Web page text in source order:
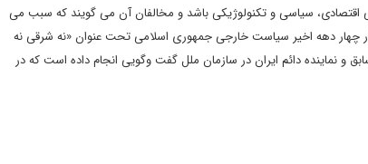
اقتصادی، سیاسی و تکنولوژیکی باشد و مخالفان آن می گویند که سبب می
چهار دهه اخیر سیاست خارجی جمهوری اسلامی تحت عنوان «نه شرقی نه
نماینده دائم ایران در سازمان ملل گفت وگویی انجام داده است که در